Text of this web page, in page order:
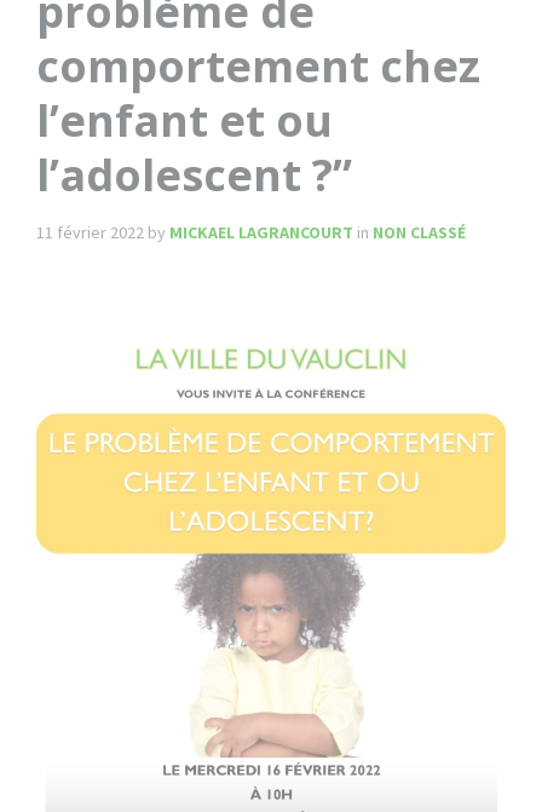
comportement chez
l’enfant et ou
l’adolescent ?”
11 février 2022 by MICKAEL LAGRANCOURT in NON CLASSÉ